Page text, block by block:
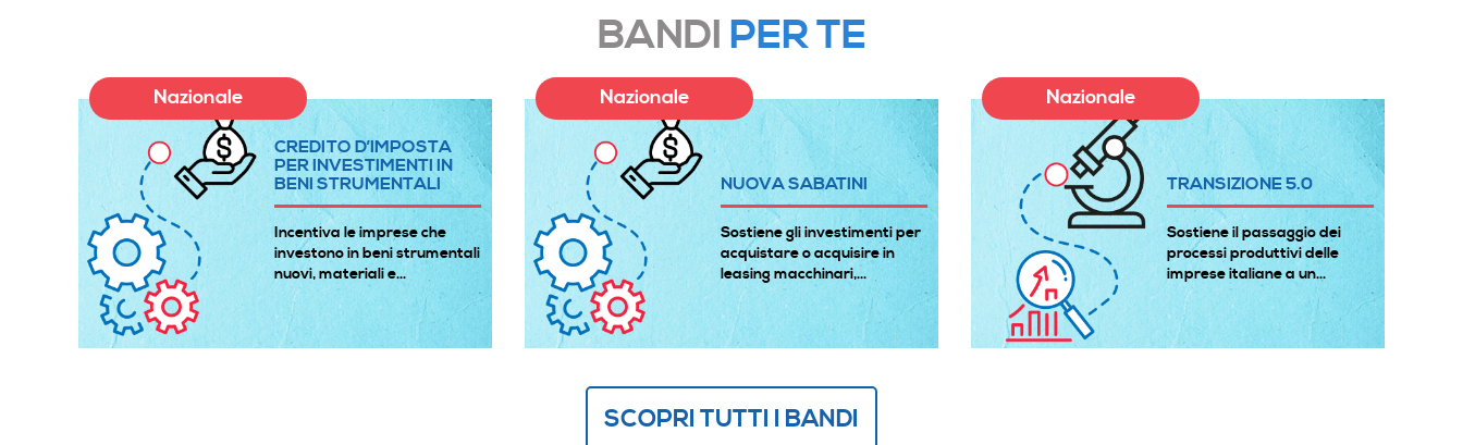
BANDI PER TE
Nazionale
CREDITO D’IMPOSTA
PER INVESTIMENTI IN
BENI STRUMENTALI
Incentiva le imprese che
investono in beni strumentali
nuovi, materiali e...
Nazionale
NUOVA SABATINI
Sostiene gli investimenti per
acquistare o acquisire in
leasing macchinari,...
Nazionale
TRANSIZIONE 5.0
Sostiene il passaggio dei
processi produttivi delle
imprese italiane a un...
SCOPRI TUTTI I BANDI